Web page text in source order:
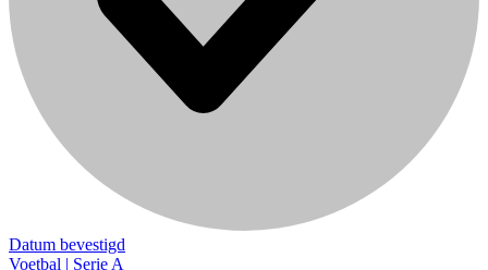
Datum bevestigd
Voetbal | Serie A